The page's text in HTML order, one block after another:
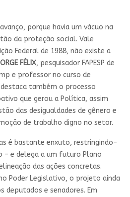
porque havia um vácuo na
da proteção social. Vale
Federal de 1988, não existe a
FÉLIX, pesquisador FAPESP de
e professor no curso de
destaca também o processo
que gerou a Política, assim
das desigualdades de gênero e
de trabalho digno no setor.
é bastante enxuto, restringindo-
– e delega a um futuro Plano
das ações concretas.
Poder Legislativo, o projeto ainda
deputados e senadores. Em